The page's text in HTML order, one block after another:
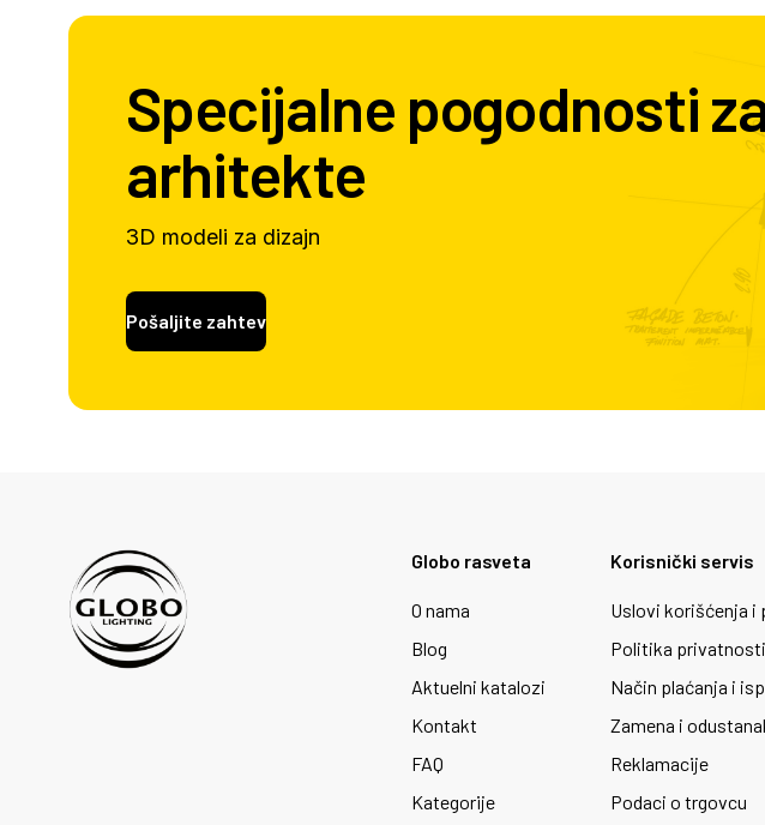
Specijalne pogodnosti
arhitekte
3D modeli za dizajn
Pošaljite zahtev
Globo rasveta
O nama
Blog
Aktuelni katalozi
Kontakt
FAQ
Kategorije
Korisnički servis
Uslovi korišćenja i
Politika privatnosti
Način plaćanja i
Zamena i
Reklamacije
Podaci o trgovcu